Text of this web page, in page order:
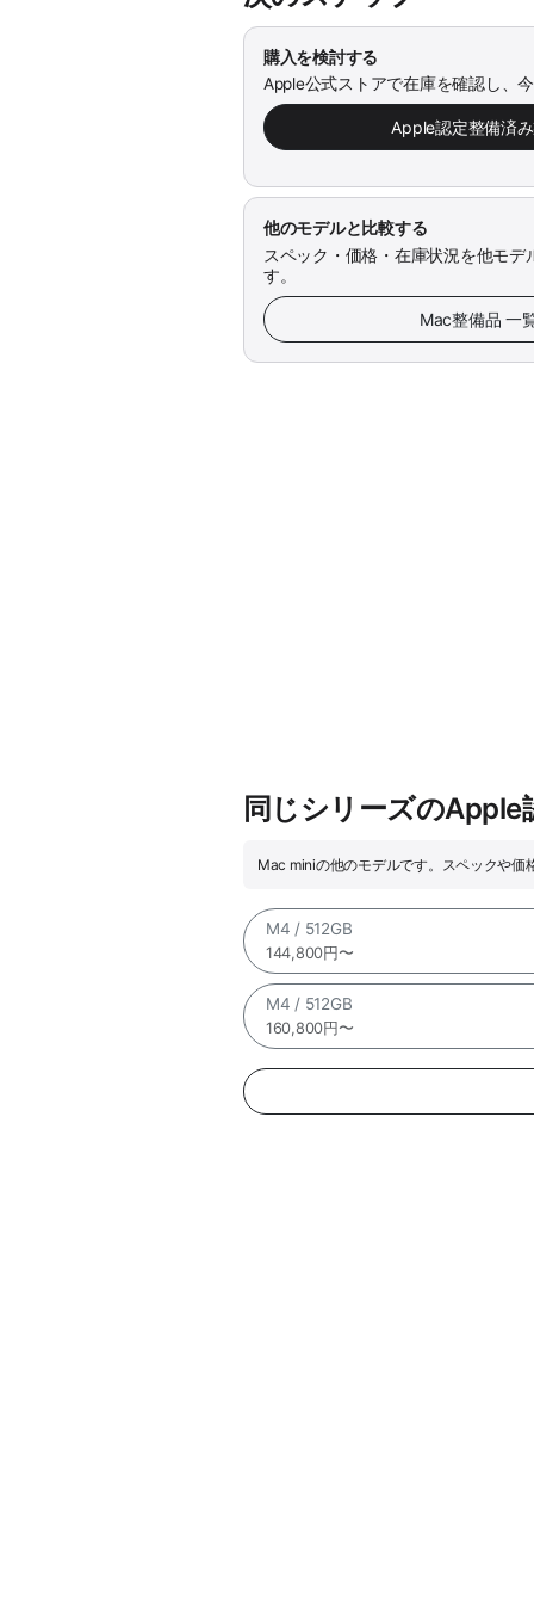
購入を検討する
Apple公式ストアで在庫を確認し、
Apple認定整備済
他のモデルと比較する
スペック・価格・在庫状況を他モデ
す。
Mac整備品 一
同じシリーズのApple
Mac miniの他のモデルです。スペックや価
M4 / 512GB
144,800円〜
M4 / 512GB
160,800円〜